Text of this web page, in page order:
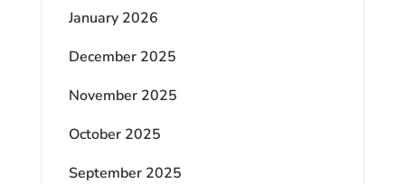
January 2026
December 2025
November 2025
October 2025
September 2025